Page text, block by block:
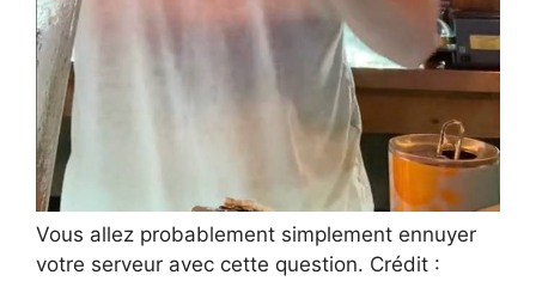
Vous allez probablement simplement ennuyer
votre serveur avec cette question. Crédit :